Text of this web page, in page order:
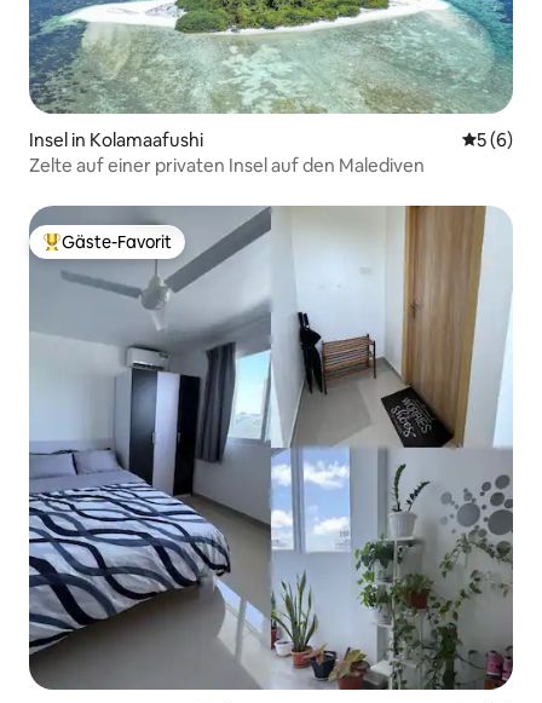
Insel in Kolamaafushi
5 (6)
Zelte auf einer privaten Insel auf den Malediven
Beliebter Gäste-Favorit.
Gäste-Favorit